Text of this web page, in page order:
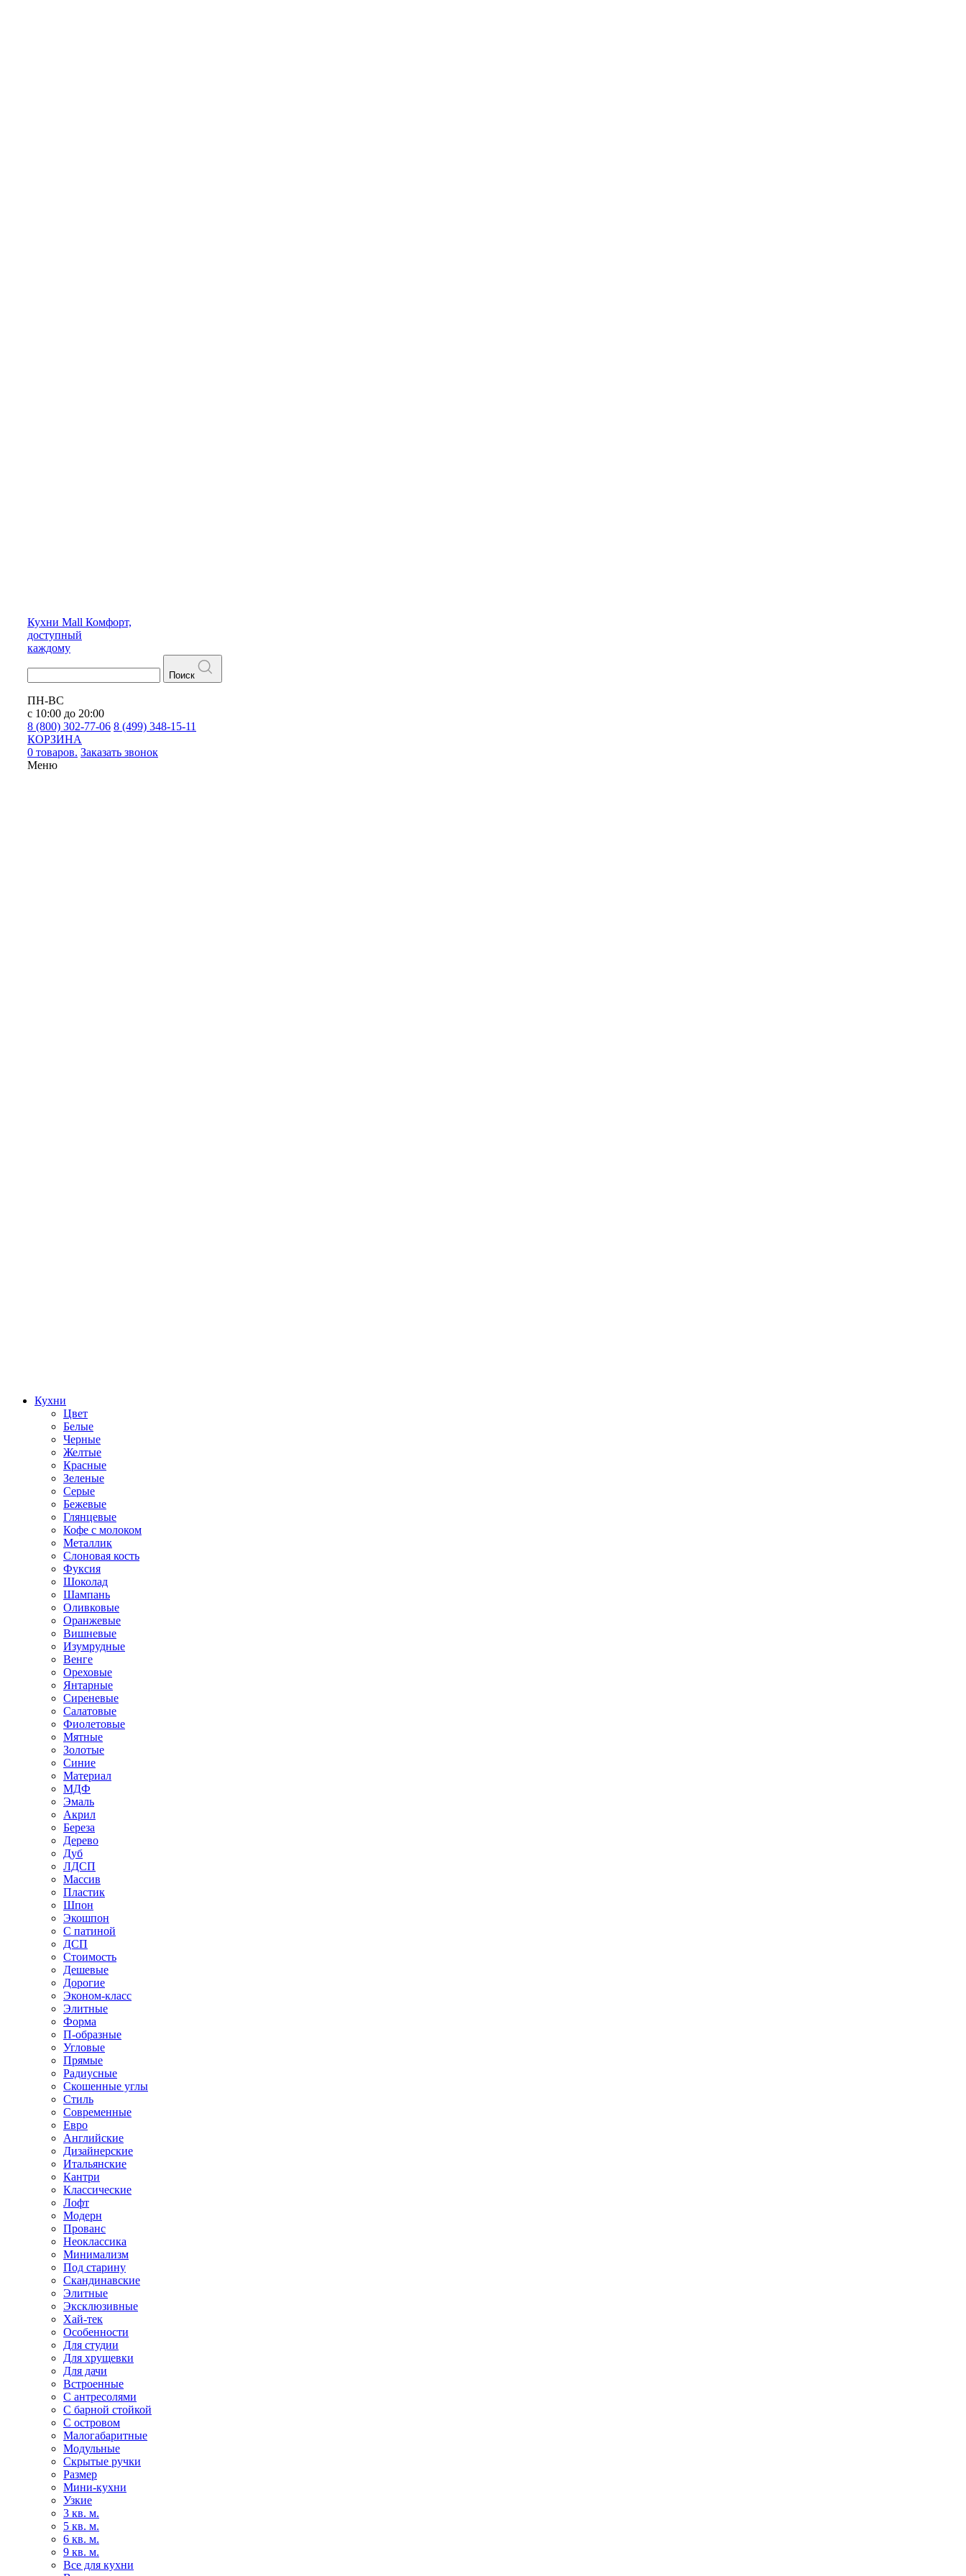
Кухни Mall Комфорт,
доступный
каждому
Поиск
ПН-ВС
с 10:00 до 20:00
8 (800) 302-77-06 8 (499) 348-15-11
КОРЗИНА
0 товаров. Заказать звонок
Меню
Кухни
Цвет
Белые
Черные
Желтые
Красные
Зеленые
Серые
Бежевые
Глянцевые
Кофе с молоком
Металлик
Слоновая кость
Фуксия
Шоколад
Шампань
Оливковые
Оранжевые
Вишневые
Изумрудные
Венге
Ореховые
Янтарные
Сиреневые
Салатовые
Фиолетовые
Мятные
Золотые
Синие
Материал
МДФ
Эмаль
Акрил
Береза
Дерево
Дуб
ЛДСП
Массив
Пластик
Шпон
Экошпон
С патиной
ДСП
Стоимость
Дешевые
Дорогие
Эконом-класс
Элитные
Форма
П-образные
Угловые
Прямые
Радиусные
Скошенные углы
Стиль
Современные
Евро
Английские
Дизайнерские
Итальянские
Кантри
Классические
Лофт
Модерн
Прованс
Неоклассика
Минимализм
Под старину
Скандинавские
Элитные
Эксклюзивные
Хай-тек
Особенности
Для студии
Для хрущевки
Для дачи
Встроенные
С антресолями
С барной стойкой
С островом
Малогабаритные
Модульные
Скрытые ручки
Размер
Мини-кухни
Узкие
3 кв. м.
5 кв. м.
6 кв. м.
9 кв. м.
Все для кухни